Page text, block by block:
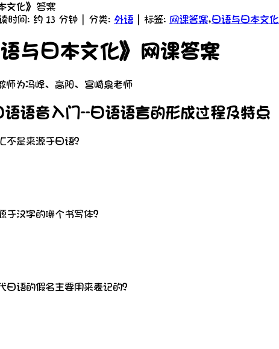
文化》答案
时间: 约 13 分钟 | 分类: 外语 | 标签: 网课答案,日语与日本文化
与日本文化》网课答案
师为冯峰、高阳、宫崎泉老师
语音入门--日语语言的形成过程及特点
不是来源于日语？
于汉字的哪个书写体？
日语的假名主要用来表记的？